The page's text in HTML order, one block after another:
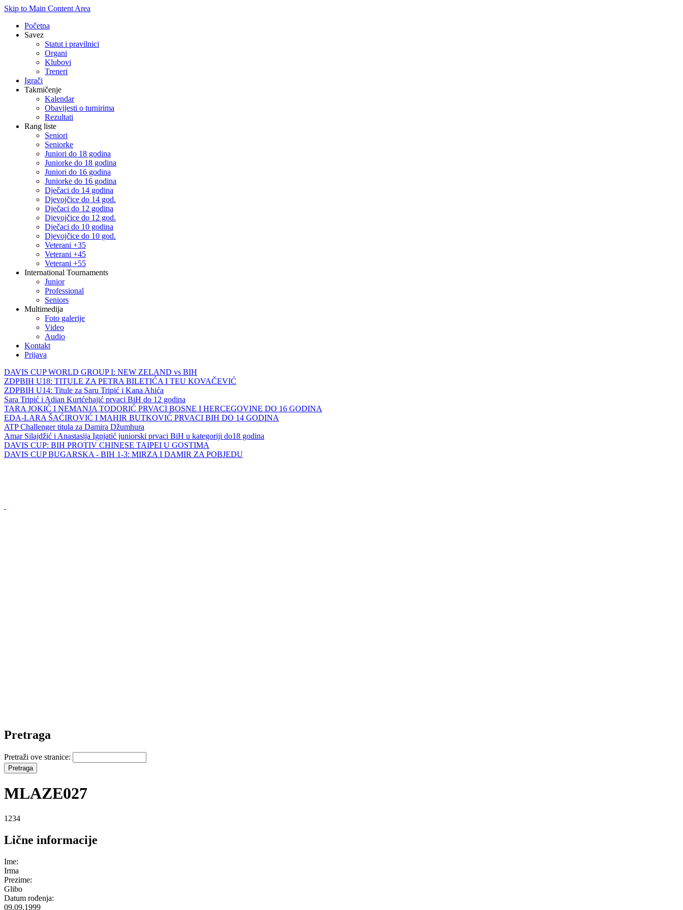
Skip to Main Content Area
Početna
Savez
Statut i pravilnici
Organi
Klubovi
Treneri
Igrači
Takmičenje
Kalendar
Obavijesti o turnirima
Rezultati
Rang liste
Seniori
Seniorke
Juniori do 18 godina
Juniorke do 18 godina
Juniori do 16 godina
Juniorke do 16 godina
Dječaci do 14 godina
Djevojčice do 14 god.
Dječaci do 12 godina
Djevojčice do 12 god.
Dječaci do 10 godina
Djevojčice do 10 god.
Veterani +35
Veterani +45
Veterani +55
International Tournaments
Junior
Professional
Seniors
Multimedija
Foto galerije
Video
Audio
Kontakt
Prijava
DAVIS CUP WORLD GROUP I: NEW ZELAND vs BIH
ZDPBIH U18: TITULE ZA PETRA BILETIĆA I TEU KOVAČEVIĆ
ZDPBIH U14: Titule za Saru Tripić i Kana Ahića
Sara Tripić i Adian Kurtćehajić prvaci BiH do 12 godina
TARA JOKIĆ I NEMANJA TODORIĆ PRVACI BOSNE I HERCEGOVINE DO 16 GODINA
EDA-LARA ŠAĆIROVIĆ I MAHIR BUTKOVIĆ PRVACI BIH DO 14 GODINA
ATP Challenger titula za Damira Džumhura
Amar Silajdžić i Anastasija Ignjatić juniorski prvaci BiH u kategoriji do18 godina
DAVIS CUP: BIH PROTIV CHINESE TAIPEI U GOSTIMA
DAVIS CUP BUGARSKA - BIH 1-3: MIRZA I DAMIR ZA POBJEDU
Pretraga
Pretraži ove stranice:
MLAZE027
1234
Lične informacije
Ime:
Irma
Prezime:
Glibo
Datum rođenja:
09.09.1999